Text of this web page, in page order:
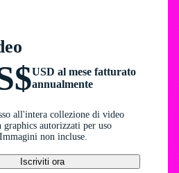
USD al mese fatturato
annualmente
all'intera collezione di video
graphics autorizzati per uso
non incluse.
Iscriviti ora